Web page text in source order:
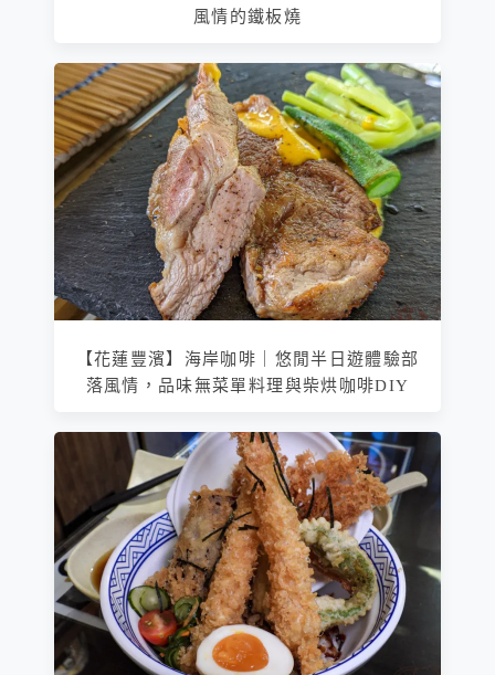
風情的鐵板燒
【花蓮豐濱】海岸咖啡｜悠閒半日遊體驗部
落風情，品味無菜單料理與柴烘咖啡DIY